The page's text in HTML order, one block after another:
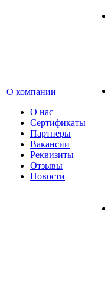
О компании
О нас
Сертификаты
Партнеры
Вакансии
Реквизиты
Отзывы
Новости